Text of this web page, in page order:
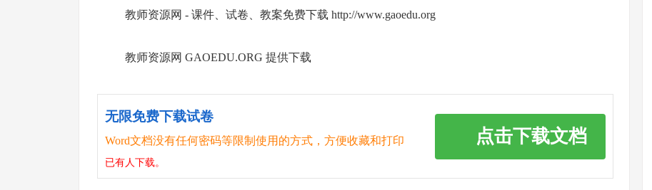
教师资源网 - 课件、试卷、教案免费下载 http://www.gaoedu.org
教师资源网 GAOEDU.ORG 提供下载
无限免费下载试卷
Word文档没有任何密码等限制使用的方式，方便收藏和打印
已有人下载。
点击下载文档